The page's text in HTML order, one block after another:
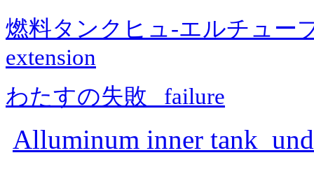
燃料タンクヒュ-エルチュー
extension
わたすの失敗 failure
Alluminum inner tank